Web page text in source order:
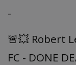
-
🚨💥 Robert
FC - DONE